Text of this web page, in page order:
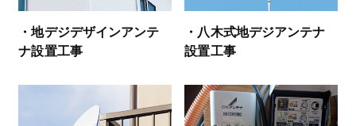
・地デジデザインアンテ
ナ設置工事
・八木式地デジアンテナ
設置工事